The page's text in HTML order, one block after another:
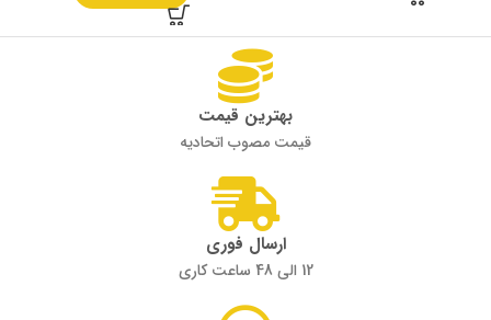
بهترین قیمت
قیمت مصوب اتحادیه
ارسال فوری
12 الی 48 ساعت کاری